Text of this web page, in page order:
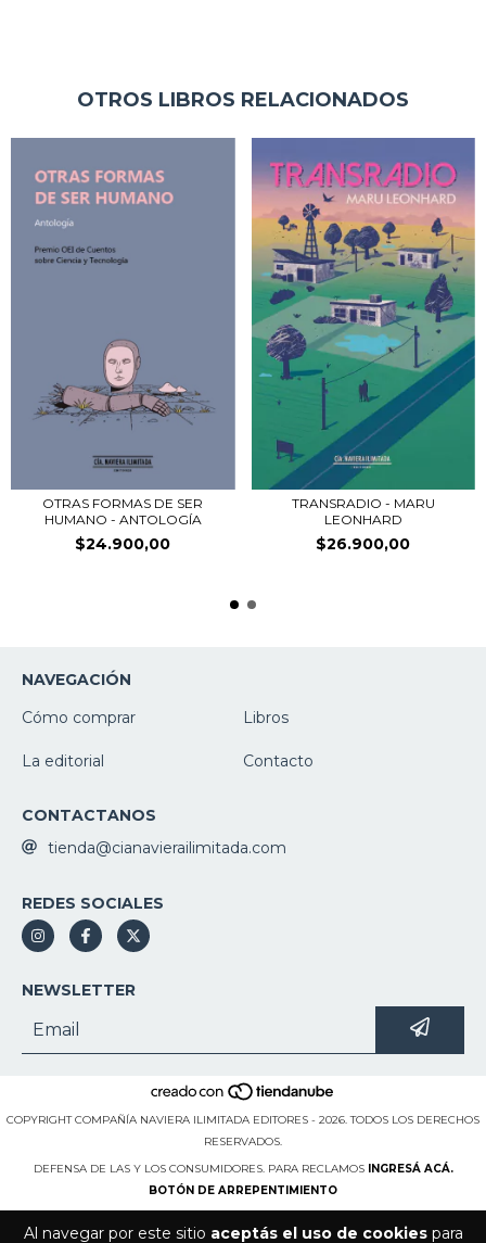
Al navegar por este sitio aceptás el uso de cookiespara
OTROS LIBROS RELACIONADOS
OTRAS FORMAS DE SER
HUMANO - ANTOLOGÍA
$24.900,00
TRANSRADIO - MARU
LEONHARD
$26.900,00
NAVEGACIÓN
Cómo comprar
Libros
La editorial Contacto
CONTACTANOS
tienda@cianavierailimitada.com
REDES SOCIALES
NEWSLETTER
COPYRIGHT COMPAÑÍA NAVIERA ILIMITADA EDITORES - 2026. TODOS LOS DERECHOS
RESERVADOS.
DEFENSA DE LAS Y LOS CONSUMIDORES. PARA RECLAMOS
INGRESÁ ACÁ.
BOTÓN DE ARREPENTIMIENTO